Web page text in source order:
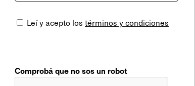
Leí y acepto los términos y condiciones
Comprobá que no sos un robot